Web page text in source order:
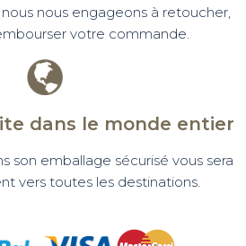
nous engageons à retoucher,
votre commande.
dans le monde entier
son emballage sécurisé vous sera
vers toutes les destinations.